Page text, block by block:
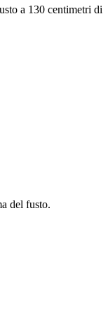
a 130 centimetri di
del fusto.